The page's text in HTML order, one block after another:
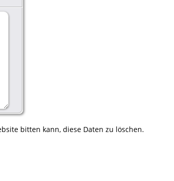
bitten kann, diese Daten zu löschen.